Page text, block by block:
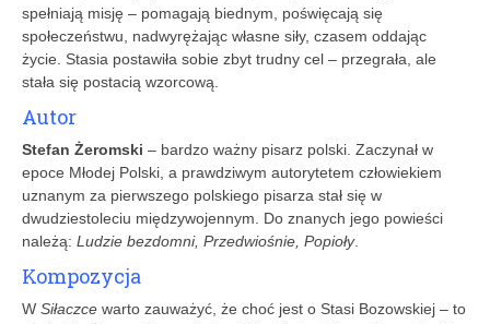
spełniają misję – pomagają biednym, poświęcają się
społeczeństwu, nadwyrężając własne siły, czasem oddając
życie. Stasia postawiła sobie zbyt trudny cel – przegrała, ale
stała się postacią wzorcową.
Autor
Stefan Żeromski – bardzo ważny pisarz polski. Zaczynał w
epoce Młodej Polski, a prawdziwym autorytetem człowiekiem
uznanym za pierwszego polskiego pisarza stał się w
dwudziestoleciu międzywojennym. Do znanych jego powieści
należą: Ludzie bezdomni, Przedwiośnie, Popioły.
Kompozycja
W Siłaczce warto zauważyć, że choć jest o Stasi Bozowskiej – to